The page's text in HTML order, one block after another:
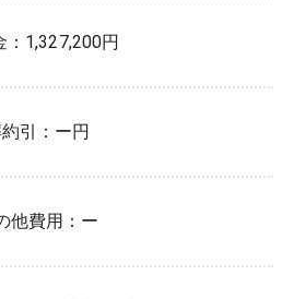
1,327,200円
引： ー円
他費用： ー